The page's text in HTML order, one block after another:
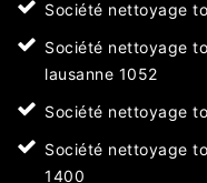
Société nettoyage
lausanne 1052
Société nettoyage
Société nettoyage
1400